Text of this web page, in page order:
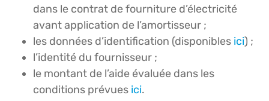
dans le contrat de fourniture d’électricité
avant application de l’amortisseur ;
les données d’identification (disponibles ici) ;
l’identité du fournisseur ;
le montant de l’aide évaluée dans les
conditions prévues ici.